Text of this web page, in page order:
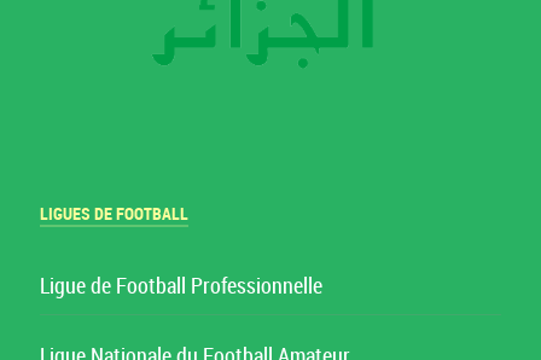
LIGUES DE FOOTBALL
Ligue de Football Professionnelle